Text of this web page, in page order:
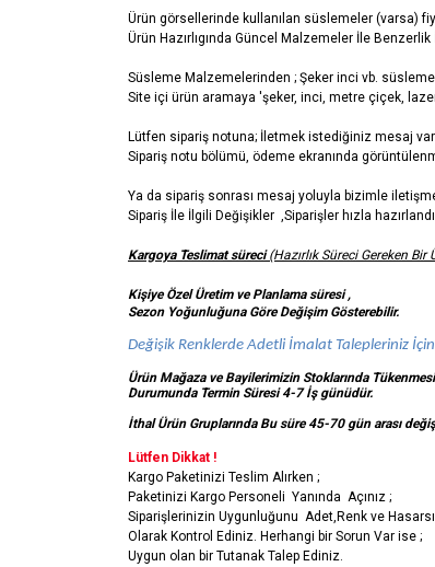
Ürün görsellerinde kullanılan süslemeler (varsa)
Ürün Hazırlıgında Güncel Malzemeler İle
Süsleme Malzemelerinden ; Şeker inci vb.
Site içi ürün aramaya 'şeker, inci, metre çiçek,
Lütfen sipariş notuna; İletmek istediğiniz mesaj
Sipariş notu bölümü, ödeme ekranında
Ya da sipariş sonrası mesaj yoluyla bizimle
Sipariş İle İlgili Değişikler ,Siparişler hızla
Kargoya Teslimat süreci(Hazırlık Süreci Gereken Bir
Kişiye Özel Üretim ve Planlama süresi ,
Sezon Yoğunluğuna Göre Değişim Gösterebilir.
Değişik Renklerde Adetli İmalat Talepleriniz
Ürün Mağaza ve Bayilerimizin Stoklarında Tükenmesi
Durumunda Termin Süresi 4-7 İş günüdür.
İthal Ürün Gruplarında Bu süre 45-70 gün arası
Lütfen Dikkat !
Kargo Paketinizi Teslim Alırken ;
Paketinizi Kargo Personeli Yanında Açınız ;
Siparişlerinizin Uygunluğunu Adet,Renk ve
Olarak Kontrol Ediniz. Herhangi bir Sorun Var ise ;
Uygun olan bir Tutanak Talep Ediniz.